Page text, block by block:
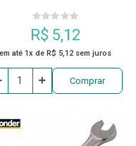
R$ 5,12
em até 1x de R$ 5,12 sem juros
Comprar